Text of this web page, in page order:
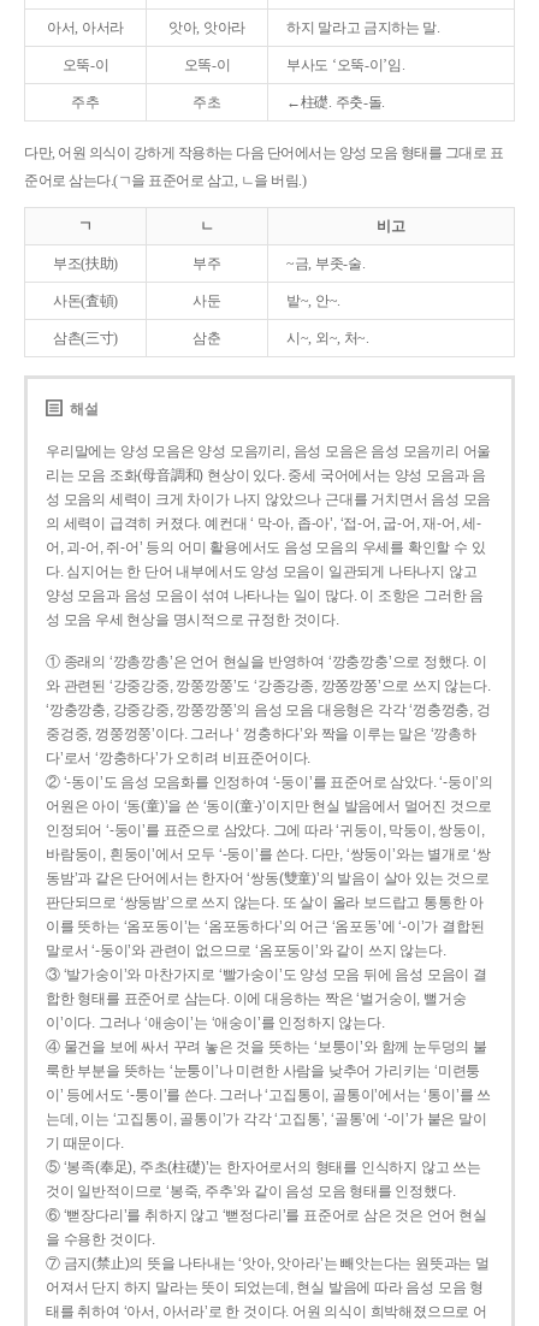
아서, 아서라 앗아, 앗아라 하지 말라고 금지하는 말.
오뚝-이 오똑-이 부사도 ‘오뚝-이’임.
주추 주초 ←柱礎. 주춧-돌.
다만, 어원 의식이 강하게 작용하는 다음 단어에서는 양성 모음 형태를 그대로 표
준어로 삼는다.(ㄱ을 표준어로 삼고, ㄴ을 버림.)
ㄱ ㄴ 비고
부조(扶助) 부주 ~금, 부좃-술.
사돈(査頓) 사둔 밭~, 안~.
삼촌(三寸) 삼춘 시~, 외~, 처~.
해설
우리말에는 양성 모음은 양성 모음끼리, 음성 모음은 음성 모음끼리 어울
리는 모음 조화(母音調和) 현상이 있다. 중세 국어에서는 양성 모음과 음
성 모음의 세력이 크게 차이가 나지 않았으나 근대를 거치면서 음성 모음
의 세력이 급격히 커졌다. 예컨대 ‘ 막-아, 좁-아’, ‘접-어, 굽-어, 재-어, 세-
어, 괴-어, 쥐-어’ 등의 어미 활용에서도 음성 모음의 우세를 확인할 수 있
다. 심지어는 한 단어 내부에서도 양성 모음이 일관되게 나타나지 않고
양성 모음과 음성 모음이 섞여 나타나는 일이 많다. 이 조항은 그러한 음
성 모음 우세 현상을 명시적으로 규정한 것이다.
① 종래의 ‘깡총깡총’은 언어 현실을 반영하여 ‘깡충깡충’으로 정했다. 이
와 관련된 ‘강중강중, 깡쭝깡쭝’도 ‘강종강종, 깡쫑깡쫑’으로 쓰지 않는다.
‘깡충깡충, 강중강중, 깡쭝깡쭝’의 음성 모음 대응형은 각각 ‘껑충껑충, 겅
중겅중, 껑쭝껑쭝’이다. 그러나 ‘ 껑충하다’와 짝을 이루는 말은 ‘깡총하
다’로서 ‘깡충하다’가 오히려 비표준어이다.
② ‘-동이’도 음성 모음화를 인정하여 ‘-둥이’를 표준어로 삼았다. ‘-둥이’의
어원은 아이 ‘동(童)’을 쓴 ‘동이(童-)’이지만 현실 발음에서 멀어진 것으로
인정되어 ‘-둥이’를 표준으로 삼았다. 그에 따라 ‘귀둥이, 막둥이, 쌍둥이,
바람둥이, 흰둥이’에서 모두 ‘-둥이’를 쓴다. 다만, ‘쌍둥이’와는 별개로 ‘쌍
동밤’과 같은 단어에서는 한자어 ‘쌍동(雙童)’의 발음이 살아 있는 것으로
판단되므로 ‘쌍둥밤’으로 쓰지 않는다. 또 살이 올라 보드랍고 통통한 아
이를 뜻하는 ‘옴포동이’는 ‘옴포동하다’의 어근 ‘옴포동’에 ‘-이’가 결합된
말로서 ‘-둥이’와 관련이 없으므로 ‘옴포둥이’와 같이 쓰지 않는다.
③ ‘발가숭이’와 마찬가지로 ‘빨가숭이’도 양성 모음 뒤에 음성 모음이 결
합한 형태를 표준어로 삼는다. 이에 대응하는 짝은 ‘벌거숭이, 뻘거숭
이’이다. 그러나 ‘애송이’는 ‘애숭이’를 인정하지 않는다.
④ 물건을 보에 싸서 꾸려 놓은 것을 뜻하는 ‘보퉁이’와 함께 눈두덩의 불
룩한 부분을 뜻하는 ‘눈퉁이’나 미련한 사람을 낮추어 가리키는 ‘미련퉁
이’ 등에서도 ‘-퉁이’를 쓴다. 그러나 ‘고집통이, 골통이’에서는 ‘통이’를 쓰
는데, 이는 ‘고집통이, 골통이’가 각각 ‘고집통’, ‘골통’에 ‘-이’가 붙은 말이
기 때문이다.
⑤ ‘봉족(奉足), 주초(柱礎)’는 한자어로서의 형태를 인식하지 않고 쓰는
것이 일반적이므로 ‘봉죽, 주추’와 같이 음성 모음 형태를 인정했다.
⑥ ‘뻗장다리’를 취하지 않고 ‘뻗정다리’를 표준어로 삼은 것은 언어 현실
을 수용한 것이다.
⑦ 금지(禁止)의 뜻을 나타내는 ‘앗아, 앗아라’는 빼앗는다는 원뜻과는 멀
어져서 단지 하지 말라는 뜻이 되었는데, 현실 발음에 따라 음성 모음 형
태를 취하여 ‘아서, 아서라’로 한 것이다. 어원 의식이 희박해졌으므로 어